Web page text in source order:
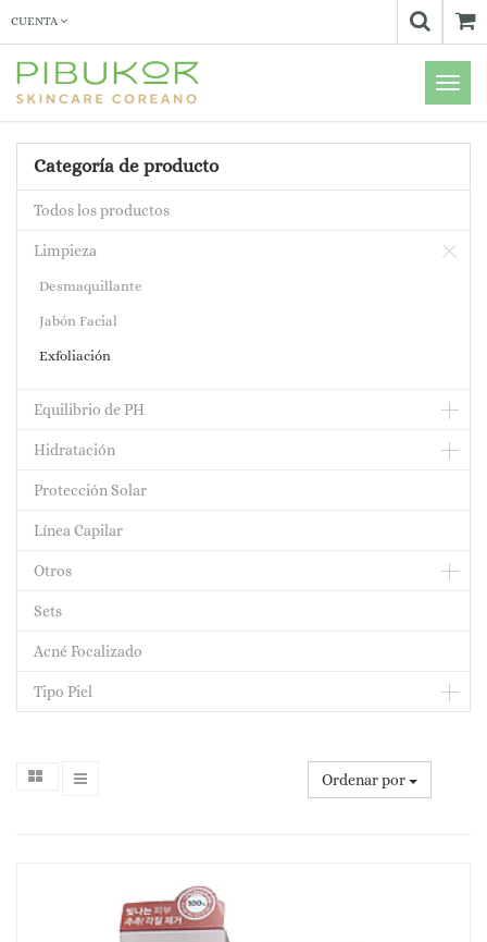
CUENTA
Menú
de
Categoría de producto
Todos los productos
Limpieza
Desmaquillante
Jabón Facial
Exfoliación
Equilibrio de PH
Hidratación
Protección Solar
Línea Capilar
Otros
Sets
Acné Focalizado
Tipo Piel
Ordenar por